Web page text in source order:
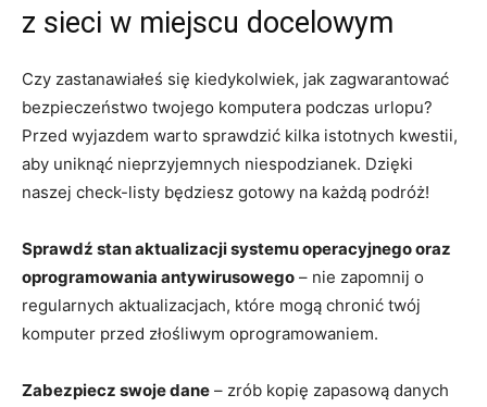
z sieci w miejscu docelowym
Czy zastanawiałeś się kiedykolwiek, jak zagwarantować
bezpieczeństwo twojego komputera podczas urlopu?
Przed ⁢wyjazdem warto sprawdzić kilka istotnych kwestii,
aby uniknąć nieprzyjemnych niespodzianek. Dzięki
naszej check-listy będziesz gotowy na każdą podróż!
Sprawdź stan aktualizacji systemu operacyjnego oraz
oprogramowania antywirusowego – ⁢nie zapomnij o
regularnych aktualizacjach, które‌ mogą chronić twój
komputer ⁢przed złośliwym oprogramowaniem.
Zabezpiecz swoje dane – zrób kopię zapasową danych